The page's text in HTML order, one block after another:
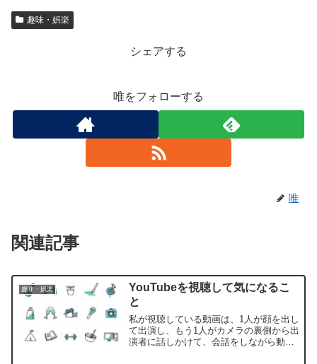
趣味・娯楽
シェアする
唯をフォローする
唯
関連記事
趣味・娯楽
YouTubeを視聴して気になるこ
と
私が視聴している動画は、1人が顔を出し
て出演し、もう1人がカメラの裏側から出
演者に話しかけて、会話をしながら動画